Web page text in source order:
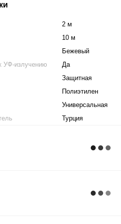
2 м
10 м
Бежевый
УФ-излучению
Да
Защитная
Полиэтилен
Универсальная
Турция